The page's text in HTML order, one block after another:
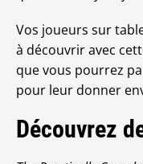
Vos joueurs sur
à découvrir avec
que vous pourrez
pour leur donner
Découvrez